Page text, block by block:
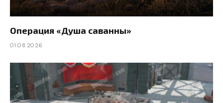
Операция «Душа саванны»
01.08.2026